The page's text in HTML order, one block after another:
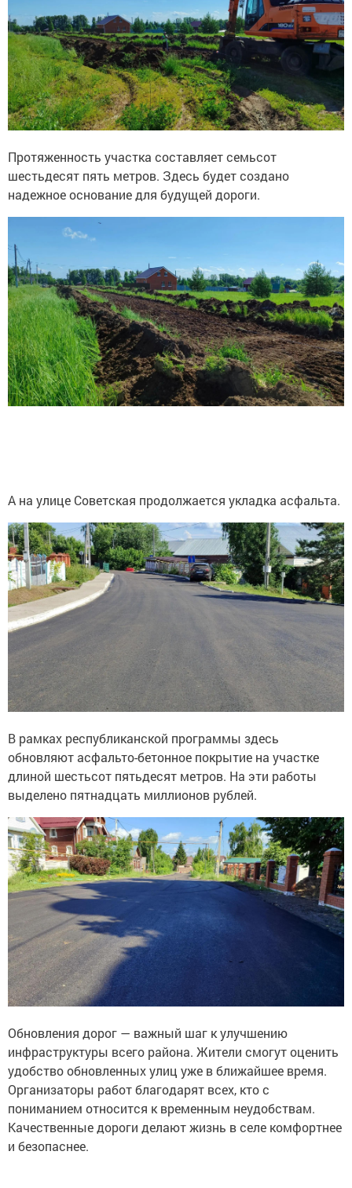
Протяженность участка составляет семьсот
шестьдесят пять метров. Здесь будет создано
надежное основание для будущей дороги.
А на улице Советская продолжается укладка асфальта.
В рамках республиканской программы здесь
обновляют асфальто-бетонное покрытие на участке
длиной шестьсот пятьдесят метров. На эти работы
выделено пятнадцать миллионов рублей.
Обновления дорог — важный шаг к улучшению
инфраструктуры всего района. Жители смогут оценить
удобство обновленных улиц уже в ближайшее время.
Организаторы работ благодарят всех, кто с
пониманием относится к временным неудобствам.
Качественные дороги делают жизнь в селе комфортнее
и безопаснее.